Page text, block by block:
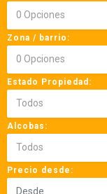
0 Opciones
Zona / barrio:
0 Opciones
Estado Propiedad:
Todos
Alcobas:
Todos
Precio desde: